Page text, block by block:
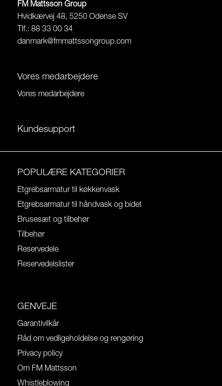
FM Mattsson Group
Hvidkærvej 48, 5250 Odense SV
Tlf.: 88 33 00 34
danmark@fmmattssongroup.com
Vores medarbejdere
Vores medarbejdere
Kundesupport
POPULÆRE KATEGORIER
Etgrebsarmatur til køkkenvask
Etgrebsarmatur til håndvask og bidet
Brusesæt og tilbehør
Tilbehør
Reservedele
Reservedelslister
GENVEJE
Garantivilkår
Råd om vedligeholdelse og rengøring
Privacy policy
Om FM Mattsson
Whistleblowing